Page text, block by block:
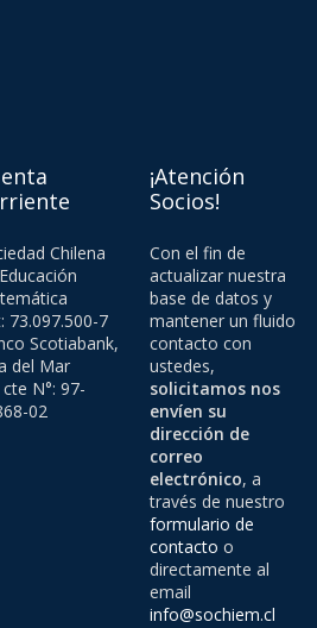
Chilena
73.097.500-7
Scotiabank,
del Mar
N°: 97-
02
¡Atención
Socios!
Con el fin de
actualizar nuestra
base de datos y
mantener un fluido
contacto con
ustedes,
solicitamos nos
envíen su
dirección de
correo
electrónico, a
través de nuestro
formulario de
contacto o
directamente al
email
info@sochiem.cl